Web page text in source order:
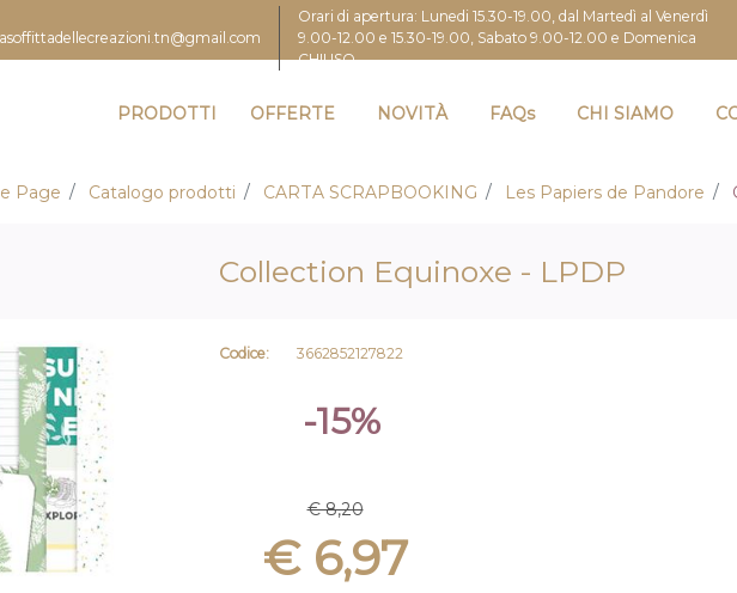
lasoffittadellecreazioni.tn@gmail.com
Orari di apertura: Lunedi 15.30-19.00, dal Martedì al Venerdì
9.00-12.00 e 15.30-19.00, Sabato 9.00-12.00 e Domenica
CHIUSO
PRODOTTI OFFERTE NOVITÀ FAQs CHI SIAMO
Page Catalogo prodotti CARTA SCRAPBOOKING Les Papiers de Pandore
Collection Equinoxe - LPDP
Codice: 3662852127822
-15%
€ 8,20
€ 6,97